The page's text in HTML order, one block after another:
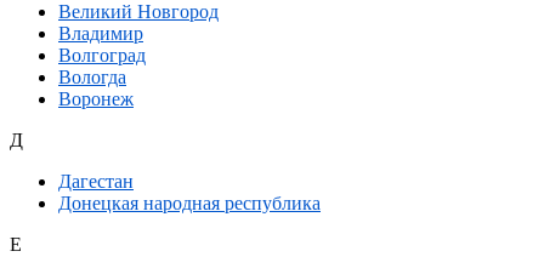
Великий Новгород
Владимир
Волгоград
Вологда
Воронеж
Д
Дагестан
Донецкая народная республика
Е